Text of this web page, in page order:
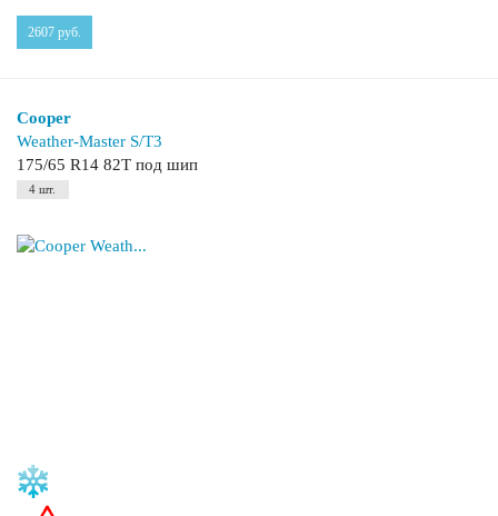
2607 руб.
Cooper
Weather-Master S/T3
175/65 R14 82T под шип
4 шт.